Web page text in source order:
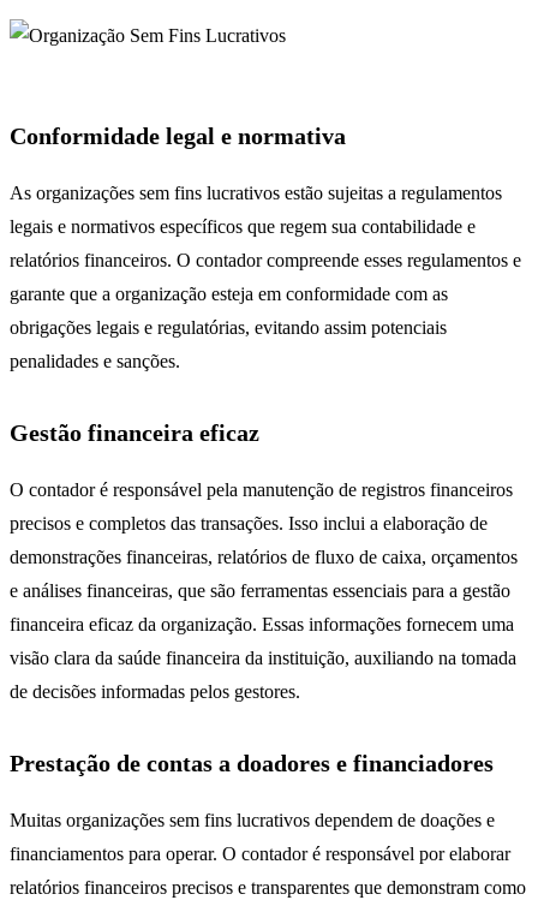
Conformidade legal e normativa
As organizações sem fins lucrativos estão sujeitas a regulamentos
legais e normativos específicos que regem sua contabilidade e
relatórios financeiros. O contador compreende esses regulamentos e
garante que a organização esteja em conformidade com as
obrigações legais e regulatórias, evitando assim potenciais
penalidades e sanções.
Gestão financeira eficaz
O contador é responsável pela manutenção de registros financeiros
precisos e completos das transações. Isso inclui a elaboração de
demonstrações financeiras, relatórios de fluxo de caixa, orçamentos
e análises financeiras, que são ferramentas essenciais para a gestão
financeira eficaz da organização. Essas informações fornecem uma
visão clara da saúde financeira da instituição, auxiliando na tomada
de decisões informadas pelos gestores.
Prestação de contas a doadores e financiadores
Muitas organizações sem fins lucrativos dependem de doações e
financiamentos para operar. O contador é responsável por elaborar
relatórios financeiros precisos e transparentes que demonstram como